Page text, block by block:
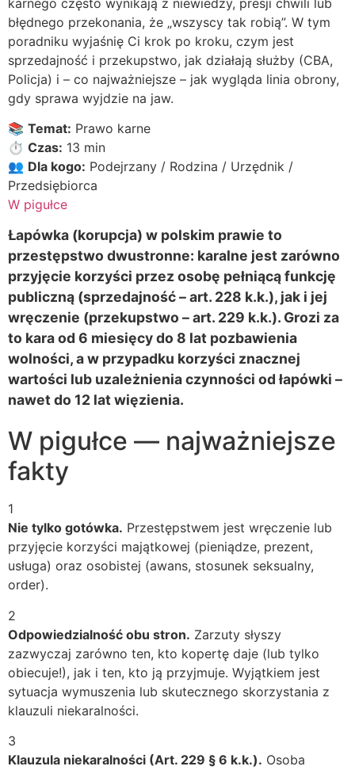
błędnego przekonania, że „wszyscy tak robią”. W tym
poradniku wyjaśnię Ci krok po kroku, czym jest
sprzedajność i przekupstwo, jak działają służby (CBA,
Policja) i – co najważniejsze – jak wygląda linia obrony,
gdy sprawa wyjdzie na jaw.
📚 Temat: Prawo karne
⏱️ Czas: 13 min
👥 Dla kogo: Podejrzany / Rodzina / Urzędnik /
Przedsiębiorca
W pigułce
Łapówka (korupcja) w polskim prawie to
przestępstwo dwustronne: karalne jest zarówno
przyjęcie korzyści przez osobę pełniącą funkcję
publiczną (sprzedajność – art. 228 k.k.), jak i jej
wręczenie (przekupstwo – art. 229 k.k.). Grozi za
to kara od 6 miesięcy do 8 lat pozbawienia
wolności, a w przypadku korzyści znacznej
wartości lub uzależnienia czynności od łapówki –
nawet do 12 lat więzienia.
W pigułce — najważniejsze
fakty
1
Nie tylko gotówka. Przestępstwem jest wręczenie lub
przyjęcie korzyści majątkowej (pieniądze, prezent,
usługa) oraz osobistej (awans, stosunek seksualny,
order).
2
Odpowiedzialność obu stron. Zarzuty słyszy
zazwyczaj zarówno ten, kto kopertę daje (lub tylko
obiecuje!), jak i ten, kto ją przyjmuje. Wyjątkiem jest
sytuacja wymuszenia lub skutecznego skorzystania z
klauzuli niekaralności.
3
Klauzula niekaralności (Art. 229 § 6 k.k.). Osoba